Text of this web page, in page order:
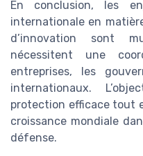
En conclusion, les
internationale en
d’innovation sont
nécessitent une
entreprises, les
internationaux.
protection efficace tout
croissance mondiale
défense.